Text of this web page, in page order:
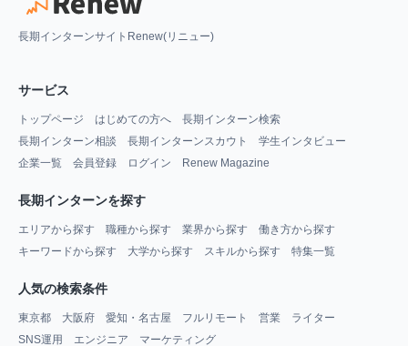
長期インターンサイトRenew(リニュー)
サービス
トップページ はじめての方へ
長期インターン検索
長期インターン相談
長期インターンスカウト
学生インタビュー
企業一覧
会員登録 ログイン Renew Magazine
長期インターンを探す
エリアから探す 職種から探す 業界から探す
働き方から探す
キーワードから探す
大学から探す スキルから探す 特集一覧
人気の検索条件
東京都 大阪府 愛知・名古屋 フルリモート 営業
ライター
SNS運用
エンジニア マーケティング